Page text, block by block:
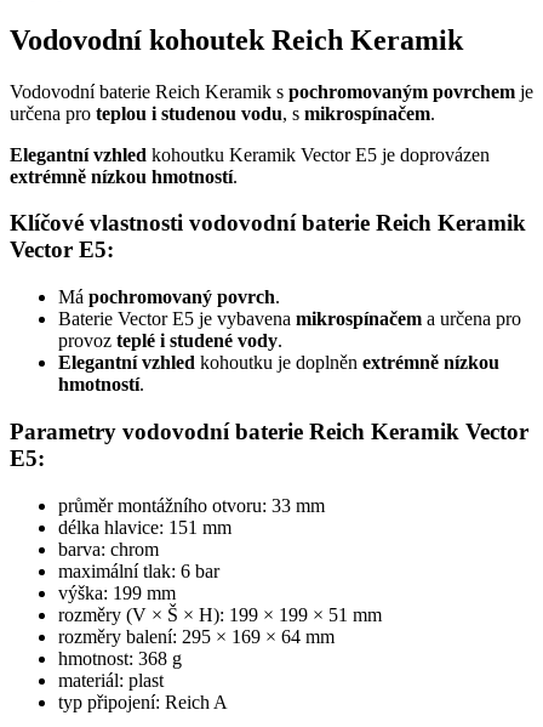
Vodovodní kohoutek Reich Keramik
Vodovodní baterie Reich Keramik s pochromovaným povrchem je
určena pro teplou i studenou vodu, s mikrospínačem.
Elegantní vzhled kohoutku Keramik Vector E5 je doprovázen
extrémně nízkou hmotností.
Klíčové vlastnosti vodovodní baterie Reich Keramik
Vector E5:
Má pochromovaný povrch.
Baterie Vector E5 je vybavena mikrospínačem a určena pro
provoz teplé i studené vody.
Elegantní vzhled kohoutku je doplněn extrémně nízkou
hmotností.
Parametry vodovodní baterie Reich Keramik Vector
E5:
průměr montážního otvoru: 33 mm
délka hlavice: 151 mm
barva: chrom
maximální tlak: 6 bar
výška: 199 mm
rozměry (V × Š × H): 199 × 199 × 51 mm
rozměry balení: 295 × 169 × 64 mm
hmotnost: 368 g
materiál: plast
typ připojení: Reich A